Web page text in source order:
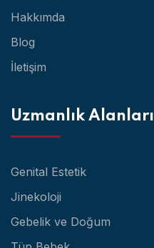
Hakkımda
Blog
İletişim
Uzmanlık Alanları
Genital Estetik
Jinekoloji
Gebelik ve Doğum